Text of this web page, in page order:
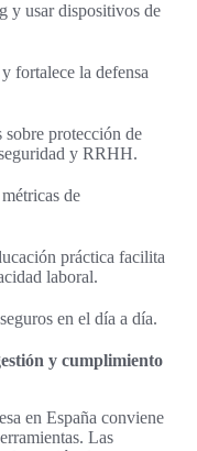
y usar dispositivos de
fortalece la defensa
protección de
y RRHH.
de
práctica facilita
laboral.
en el día a día.
y cumplimiento
en España conviene
Las